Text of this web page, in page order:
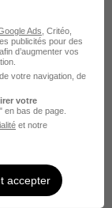
il y a 6 jours
Ads , Critéo,
publicités pour des
d’augmenter vos
votre navigation, de
votre
" en bas de page.
et notre
accepter